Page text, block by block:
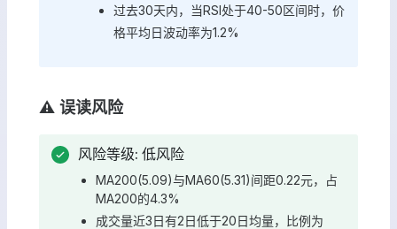
过去30天内，当RSI处于40-50区间时，价
格平均日波动率为1.2%
⚠️ 误读风险
风险等级: 低风险
MA200(5.09)与MA60(5.31)间距0.22元，占
MA200的4.3%
成交量近3日有2日低于20日均量，比例为